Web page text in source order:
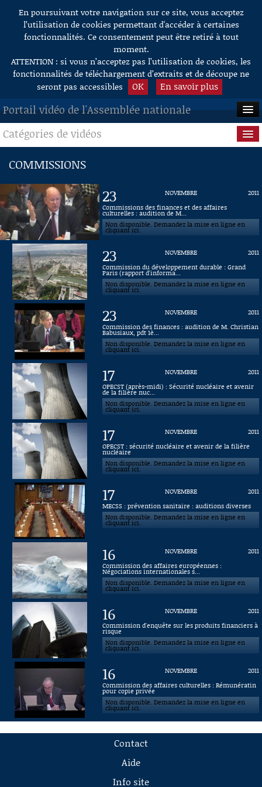
Aller au contenu
En poursuivant votre navigation sur ce site, vous acceptez
l’utilisation de cookies permettant d'accéder à certaines
fonctionnalités. Ce consentement peut être retiré à tout
moment.
ATTENTION : si vous n’acceptez pas l’utilisation de cookies, les
fonctionnalités de téléchargement d’extraits et de découpe ne
seront pas accessibles
OK En savoir plus
Portail vidéo de l'Assemblée nationale
ACCUEIL
EN DIRECT
À LA DEMANDE
RECHERCHE
AIDE À LA DÉCOUPE
DE VIDÉOS
Catégories de vidéos
Questions au Gouvernement
Commissions
Présidence
Évènements
Connaissance, Histoire
COMMISSIONS
23 NOVEMBRE
2011
Commissions des finances et des affaires
culturelles : audition de M...
Non disponible. Demandez la mise en ligne en
cliquant ici.
23 NOVEMBRE
2011
Commission du développement durable : Grand
Paris (rapport d'informa...
Non disponible. Demandez la mise en ligne en
cliquant ici.
23 NOVEMBRE
2011
Commission des finances : audition de M. Christian
Babusiaux, pdt 1è...
Non disponible. Demandez la mise en ligne en
cliquant ici.
17 NOVEMBRE
2011
OPECST (après-midi) : Sécurité nucléaire et avenir
de la filière nuc...
Non disponible. Demandez la mise en ligne en
cliquant ici.
17 NOVEMBRE
2011
OPECST : sécurité nucléaire et avenir de la filière
nucléaire
Non disponible. Demandez la mise en ligne en
cliquant ici.
17 NOVEMBRE
2011
MECSS : prévention sanitaire : auditions diverses
Non disponible. Demandez la mise en ligne en
cliquant ici.
16 NOVEMBRE
2011
Commission des affaires européennes :
Négociations internationales s...
Non disponible. Demandez la mise en ligne en
cliquant ici.
16 NOVEMBRE
2011
Commission d'enquête sur les produits financiers à
risque
Non disponible. Demandez la mise en ligne en
cliquant ici.
16 NOVEMBRE
2011
Commission des affaires culturelles : Rémunératin
pour copie privée
Non disponible. Demandez la mise en ligne en
cliquant ici.
Contact
Aide
Info site